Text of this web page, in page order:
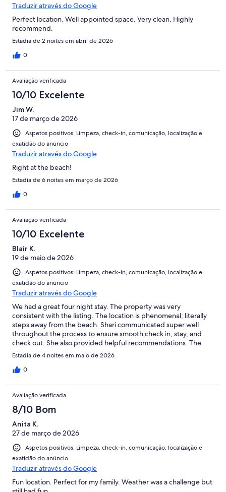
Traduzir através do Google
Perfect location. Well appointed space. Very clean. Highly
recommend.
Estadia de 2 noites em abril de 2026
0
Avaliação verificada
10/10 Excelente
Jim W.
17 de março de 2026
Aspetos positivos: Limpeza, check-in, comunicação, localização e
exatidão do anúncio
Traduzir através do Google
Right at the beach!
Estadia de 6 noites em março de 2026
0
Avaliação verificada
10/10 Excelente
Blair K.
19 de maio de 2026
Aspetos positivos: Limpeza, check-in, comunicação, localização e
exatidão do anúncio
Traduzir através do Google
We had a great four night stay. The property was very
consistent with the listing. The location is phenomenal; literally
steps away from the beach. Shari communicated super well
throughout the process to ensure smooth check in, stay, and
check out. She also provided helpful recommendations. The
place itself was very comfortable and had everything we
recommend for anyone staying in Kailua.
Estadia de 4 noites em maio de 2026
0
Avaliação verificada
8/10 Bom
Anita K.
27 de março de 2026
Aspetos positivos: Limpeza, check-in, comunicação, localização e
exatidão do anúncio
Traduzir através do Google
Fun location. Perfect for my family. Weather was a challenge but